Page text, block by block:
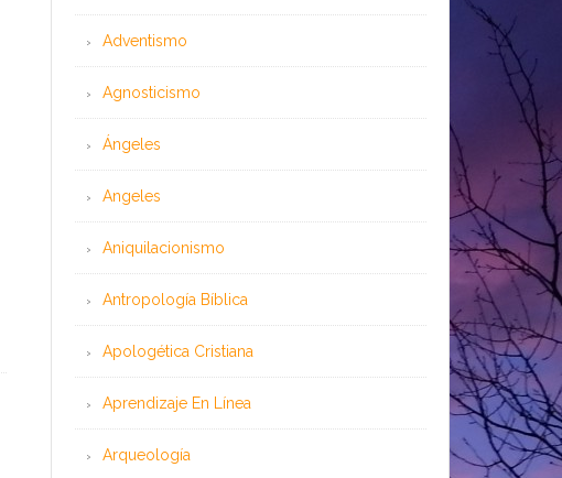
Adventismo
Agnosticismo
Ángeles
Angeles
Aniquilacionismo
Antropología Bíblica
Apologética Cristiana
Aprendizaje En Línea
Arqueología